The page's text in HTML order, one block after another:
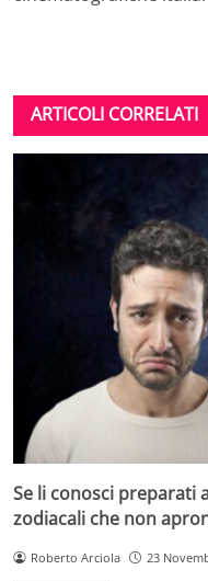
ARTICOLI CORRELATI
Se li conosci preparati
zodiacali che non
Roberto Arciola 23